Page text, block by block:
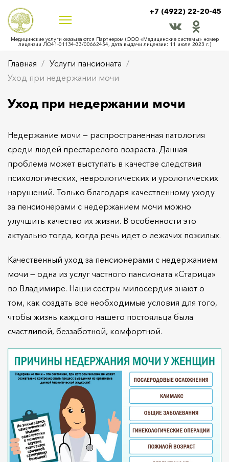
+7 (4922) 22-20-45
Медицинские услуги оказываются Партнером (ООО «Медицинские системы» номер
лицензии ЛО41-01134-33/00662454, дата выдачи лицензии: 11 июля 2023 г.)
Главная
Услуги пансионата
Уход при недержании мочи
Уход при недержании мочи
Недержание мочи — распространенная патология
среди людей престарелого возраста. Данная
проблема может выступать в качестве следствия
психологических, неврологических и урологических
нарушений. Только благодаря качественному уходу
за пенсионерами с недержанием мочи можно
улучшить качество их жизни. В особенности это
актуально тогда, когда речь идет о лежачих пожилых.
Качественный уход за пенсионерами с недержанием
мочи — одна из услуг частного пансионата «Старица»
во Владимире. Наши сестры милосердия знают о
том, как создать все необходимые условия для того,
чтобы жизнь каждого нашего постояльца была
счастливой, беззаботной, комфортной.